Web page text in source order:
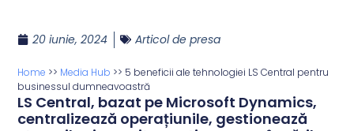
20 iunie, 2024 Articol de presa
Home >> Media Hub >> 5 beneficii ale tehnologiei LS Central pentru
businessul dumneavoastră
LS Central, bazat pe Microsoft Dynamics,
centralizează operațiunile, gestionează